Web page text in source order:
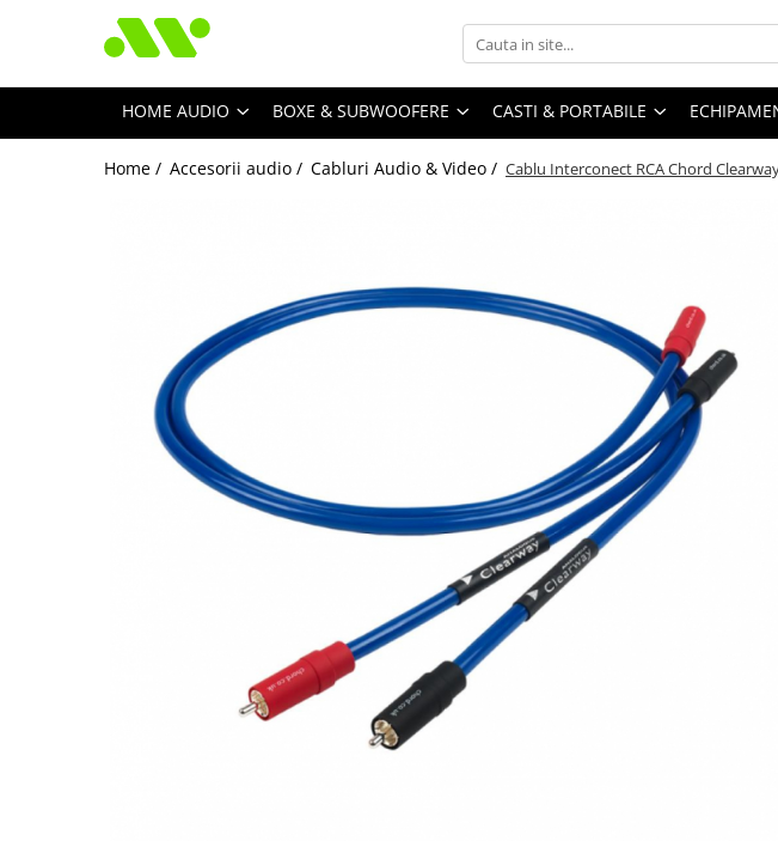
HOME AUDIO BOXE & SUBWOOFERE CASTI & PORTABILE
Home / Accesorii audio / Cabluri Audio & Video / Cablu Interconect RCA Chord